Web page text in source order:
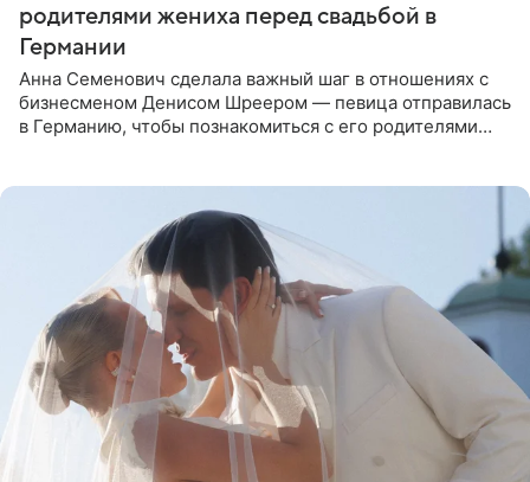
родителями жениха перед свадьбой в
Германии
Анна Семенович сделала важный шаг в отношениях с
бизнесменом Денисом Шреером — певица отправилась
в Германию, чтобы познакомиться с его родителями